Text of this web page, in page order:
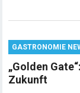
GASTRONOMIE
„Golden
Zukunft